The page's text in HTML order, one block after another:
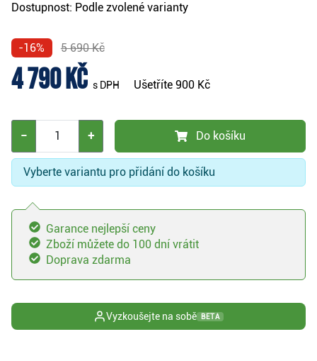
Dostupnost: Podle zvolené varianty
-16% 5 690 Kč
4 790 Kč s DPH Ušetříte 900 Kč
− + Do košíku
Vyberte variantu pro přidání do košíku
Garance nejlepší ceny
Zboží můžete do 100 dní vrátit
Doprava zdarma
Vyzkoušejte na sobě BETA